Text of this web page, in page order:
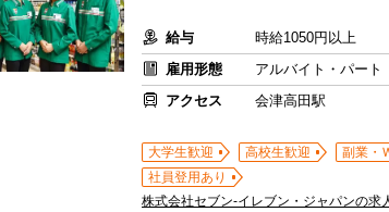
給与
時給1050円以上
雇用形態
アルバイト・パート
アクセス
会津高田駅
大学生歓迎 高校生歓迎 副業・
社員登用あり
株式会社セブン-イレブン・ジャパンの求